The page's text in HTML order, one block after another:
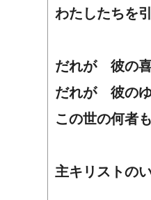
わたしたちを
だれが 彼の
だれが 彼の
この世の何者も
主キリストの